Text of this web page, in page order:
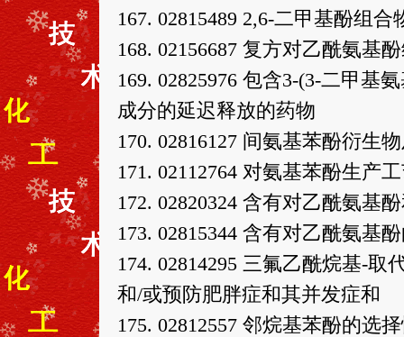
167. 02815489 2,6-二甲基酚组合
168. 02156687 复方对乙酰氨基
169. 02825976 包含3-(3-二甲基
成分的延迟释放的药物
170. 02816127 间氨基苯酚衍生
171. 02112764 对氨基苯酚生产
172. 02820324 含有对乙酰氨基
173. 02815344 含有对乙酰氨基
174. 02814295 三氟乙酰烷基-
和/或预防肥胖症和其并发症和
175. 02812557 邻烷基苯酚的选